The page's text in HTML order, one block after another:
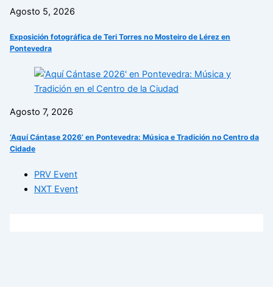
Agosto 5, 2026
Exposición fotográfica de Teri Torres no Mosteiro de Lérez en
Pontevedra
Agosto 7, 2026
‘Aquí Cántase 2026’ en Pontevedra: Música e Tradición no Centro da
Cidade
PRV Event
NXT Event